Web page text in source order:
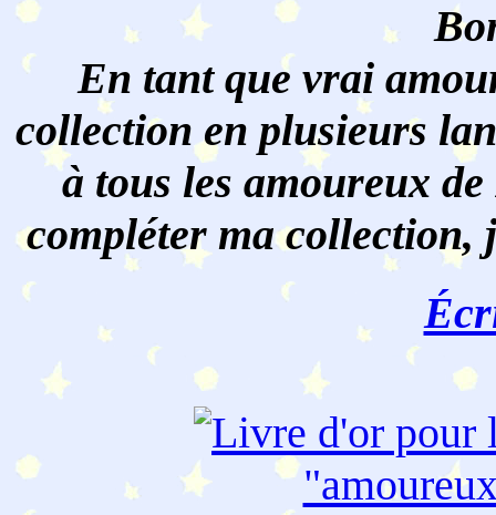
En tant que vrai
collection en plusieurs
à tous les amoureux
compléter ma